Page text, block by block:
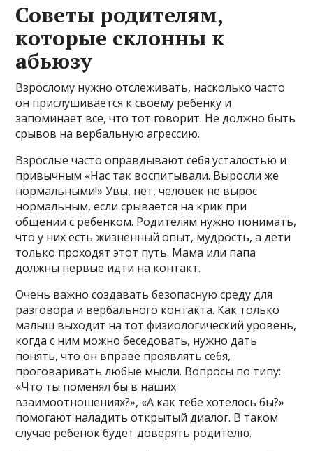
Советы родителям,
которые склонны к
абьюзу
Взрослому нужно отслеживать, насколько часто
он прислушивается к своему ребенку и
запоминает все, что тот говорит. Не должно быть
срывов на вербальную агрессию.
Взрослые часто оправдывают себя усталостью и
привычным «Нас так воспитывали. Выросли же
нормальными!» Увы, нет, человек не вырос
нормальным, если срывается на крик при
общении с ребенком. Родителям нужно понимать,
что у них есть жизненный опыт, мудрость, а дети
только проходят этот путь. Мама или папа
должны первые идти на контакт.
Очень важно создавать безопасную среду для
разговора и вербального контакта. Как только
малыш выходит на тот физиологический уровень,
когда с ним можно беседовать, нужно дать
понять, что он вправе проявлять себя,
проговаривать любые мысли. Вопросы по типу:
«Что ты поменял бы в наших
взаимоотношениях?», «А как тебе хотелось бы?»
помогают наладить открытый диалог. В таком
случае ребенок будет доверять родителю.